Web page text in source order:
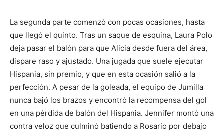
La segunda parte comenzó con pocas ocasiones, hasta
que llegó el quinto. Tras un saque de esquina, Laura Polo
deja pasar el balón para que Alicia desde fuera del área,
dispare raso y ajustado. Una jugada que suele ejecutar
Hispania, sin premio, y que en esta ocasión salió a la
perfección. A pesar de la goleada, el equipo de Jumilla
nunca bajó los brazos y encontró la recompensa del gol
en una pérdida de balón del Hispania. Jennifer montó una
contra veloz que culminó batiendo a Rosario por debajo